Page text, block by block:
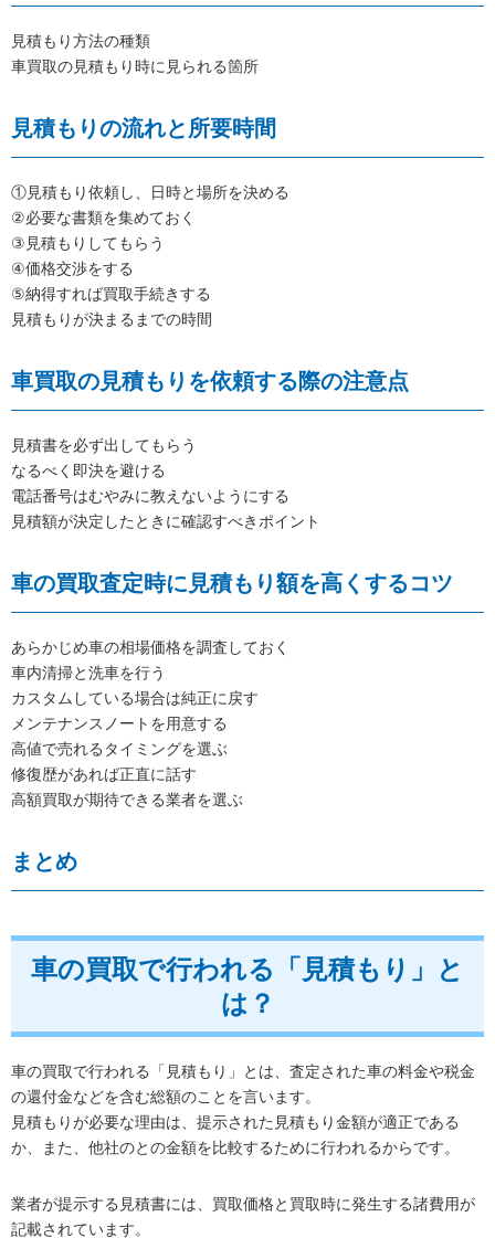
見積もり方法の種類
車買取の見積もり時に見られる箇所
見積もりの流れと所要時間
①見積もり依頼し、日時と場所を決める
②必要な書類を集めておく
③見積もりしてもらう
④価格交渉をする
⑤納得すれば買取手続きする
見積もりが決まるまでの時間
車買取の見積もりを依頼する際の注意点
見積書を必ず出してもらう
なるべく即決を避ける
電話番号はむやみに教えないようにする
見積額が決定したときに確認すべきポイント
車の買取査定時に見積もり額を高くするコツ
あらかじめ車の相場価格を調査しておく
車内清掃と洗車を行う
カスタムしている場合は純正に戻す
メンテナンスノートを用意する
高値で売れるタイミングを選ぶ
修復歴があれば正直に話す
高額買取が期待できる業者を選ぶ
まとめ
車の買取で行われる「見積もり」と
は？
車の買取で行われる「見積もり」とは、査定された車の料金や税金
の還付金などを含む総額のことを言います。
見積もりが必要な理由は、提示された見積もり金額が適正である
か、また、他社のとの金額を比較するために行われるからです。
業者が提示する見積書には、買取価格と買取時に発生する諸費用が
記載されています。